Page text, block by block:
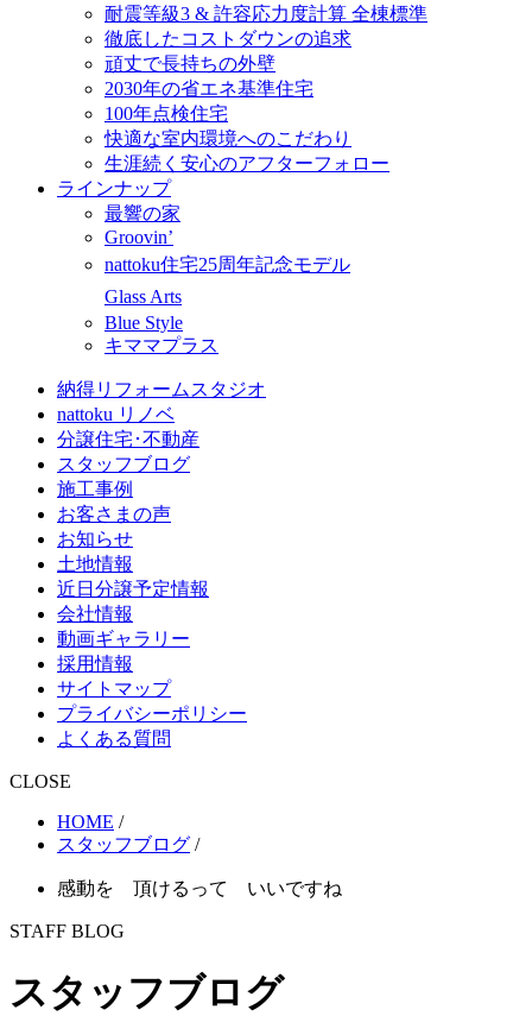
耐震等級3 & 許容応力度計算 全棟標準
徹底したコストダウンの追求
頑丈で長持ちの外壁
2030年の省エネ基準住宅
100年点検住宅
快適な室内環境へのこだわり
生涯続く安心のアフターフォロー
ラインナップ
最響の家
Groovin’
nattoku住宅25周年記念モデル
Glass Arts
Blue Style
キママプラス
納得リフォームスタジオ
nattoku リノベ
分譲住宅･不動産
スタッフブログ
施工事例
お客さまの声
お知らせ
土地情報
近日分譲予定情報
会社情報
動画ギャラリー
採用情報
サイトマップ
プライバシーポリシー
よくある質問
CLOSE
HOME /
スタッフブログ /
感動を 頂けるって いいですね
STAFF BLOG
スタッフブログ